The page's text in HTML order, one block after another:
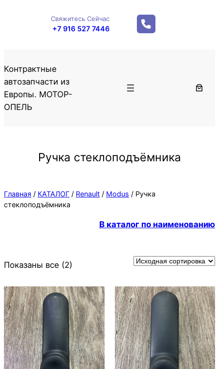
Свяжитесь Сейчас
+7 916 527 7446
Контрактные
автозапчасти из
Европы. МОТОР-
ОПЕЛЬ
Ручка стеклоподъёмника
Главная / КАТАЛОГ / Renault / Modus / Ручка
стеклоподъёмника
В каталог по наименованию
Показаны все (2)